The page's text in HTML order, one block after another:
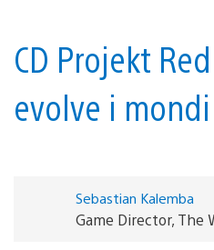
CD Projekt
evolve i
Sebastian Kalemba
Game Director, The